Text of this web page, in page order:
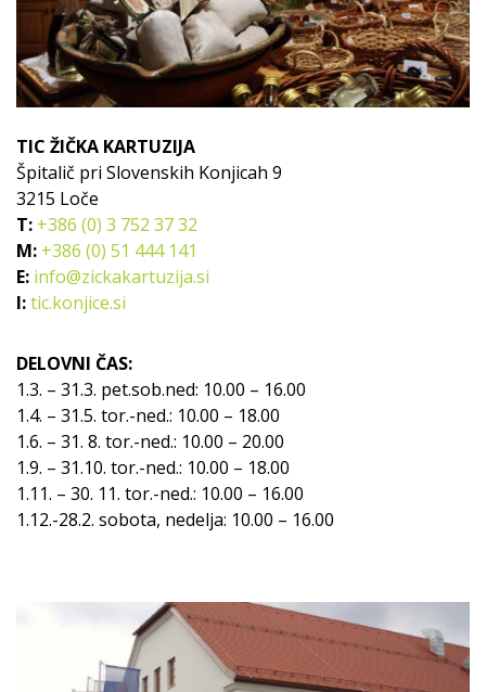
TIC ŽIČKA KARTUZIJA
Špitalič pri Slovenskih Konjicah 9
3215 Loče
T: +386 (0) 3 752 37 32
M: +386 (0) 51 444 141
E: info@zickakartuzija.si
I:tic.konjice.si
DELOVNI ČAS:
1.3. – 31.3. pet.sob.ned: 10.00 – 16.00
1.4. – 31.5. tor.-ned.: 10.00 – 18.00
1.6. – 31. 8. tor.-ned.: 10.00 – 20.00
1.9. – 31.10. tor.-ned.: 10.00 – 18.00
1.11. – 30. 11. tor.-ned.: 10.00 – 16.00
1.12.-28.2. sobota, nedelja: 10.00 – 16.00